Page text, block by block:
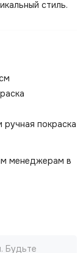
стиль.
ручная покраска
менеджерам в
Будьте